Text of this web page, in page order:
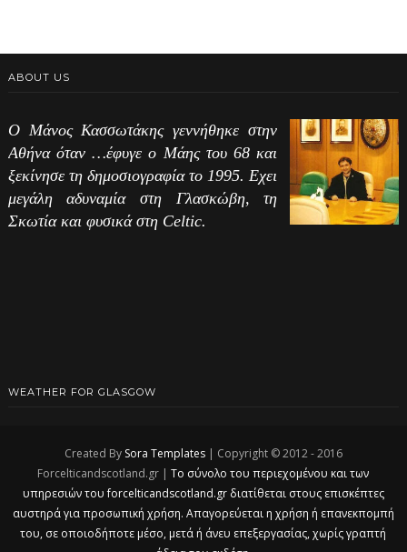
ABOUT US
Ο Μάνος Κασσωτάκης γεννήθηκε στην
Αθήνα όταν …έφυγε ο Μάης του 68 και
ξεκίνησε τη δημοσιογραφία το 1995. Εχει
μεγάλη αδυναμία στη Γλασκώβη, τη
Σκωτία και φυσικά στη Celtic.
WEATHER FOR GLASGOW
Created By Sora Templates| Copyright © 2012 - 2016
Forcelticandscotland.gr |Το σύνολο του περιεχομένου και των
υπηρεσιών του forcelticandscotland.gr διατίθεται στους επισκέπτες
αυστηρά για προσωπική χρήση. Απαγορεύεται η χρήση ή επανεκπομπή
του, σε οποιοδήποτε μέσο, μετά ή άνευ επεξεργασίας, χωρίς γραπτή